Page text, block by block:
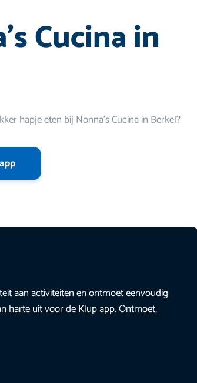
Cucina in
hapje eten bij Nonna’s Cucina in Berkel?
aan activiteiten en ontmoet eenvoudig
harte uit voor de Klup app. Ontmoet,